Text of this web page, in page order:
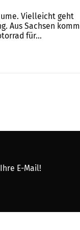
Vielleicht geht
Aus Sachsen
für...
E-Mail!